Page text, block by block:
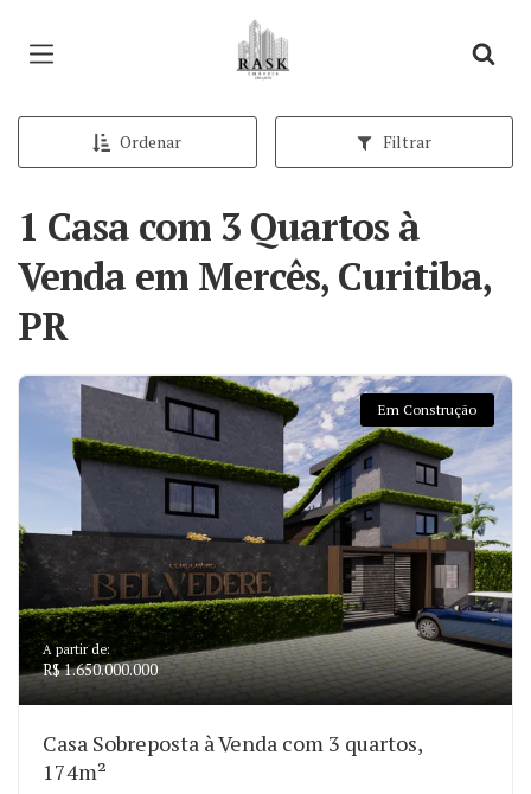
Página inicial
Ordenar Filtrar
1 Casa com 3 Quartos à
Venda em Mercês, Curitiba,
PR
Em Construção
A partir de:
R$ 1.650.000.000
Casa Sobreposta à Venda com 3 quartos,
174m²